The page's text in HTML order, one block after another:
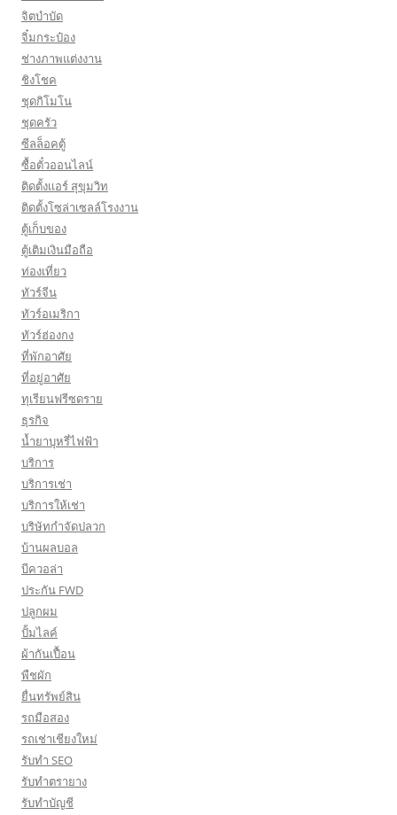
จิตบำบัด
จิ๋มกระป๋อง
ช่างภาพแต่งงาน
ชิงโชค
ชุดกิโมโน
ชุดครัว
ซีลล็อคตู้
ซื้อตั๋วออนไลน์
ติดตั้งเเอร์ สุขุมวิท
ติดตั้งโซล่าเซลล์โรงงาน
ตู้เก็บของ
ตู้เติมเงินมือถือ
ท่องเที่ยว
ทัวร์จีน
ทัวร์อเมริกา
ทัวร์ฮ่องกง
ที่พักอาศัย
ที่อยู่อาศัย
ทุเรียนฟรีซดราย
ธุรกิจ
น้ำยาบุหรี่ไฟฟ้า
บริการ
บริการเช่า
บริการให้เช่า
บริษัทกำจัดปลวก
บ้านผลบอล
บีควอล่า
ประกัน FWD
ปลูกผม
ปั้มไลค์
ผ้ากันเปื้อน
พืชผัก
ยื่นทรัพย์สิน
รถมือสอง
รถเช่าเชียงใหม่
รับทำ SEO
รับทำตรายาง
รับทำบัญชี